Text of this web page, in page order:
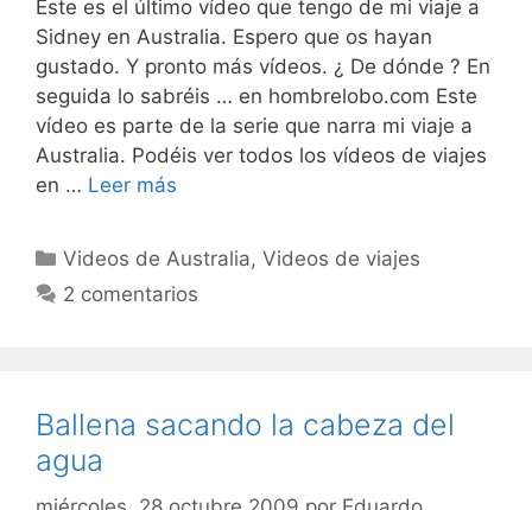
Este es el último vídeo que tengo de mi viaje a
Sidney en Australia. Espero que os hayan
gustado. Y pronto más vídeos. ¿ De dónde ? En
seguida lo sabréis … en hombrelobo.com Este
vídeo es parte de la serie que narra mi viaje a
Australia. Podéis ver todos los vídeos de viajes
en … Leer más
Categorías
Videos de Australia,Videos de viajes
2 comentarios
Ballena sacando la cabeza del
agua